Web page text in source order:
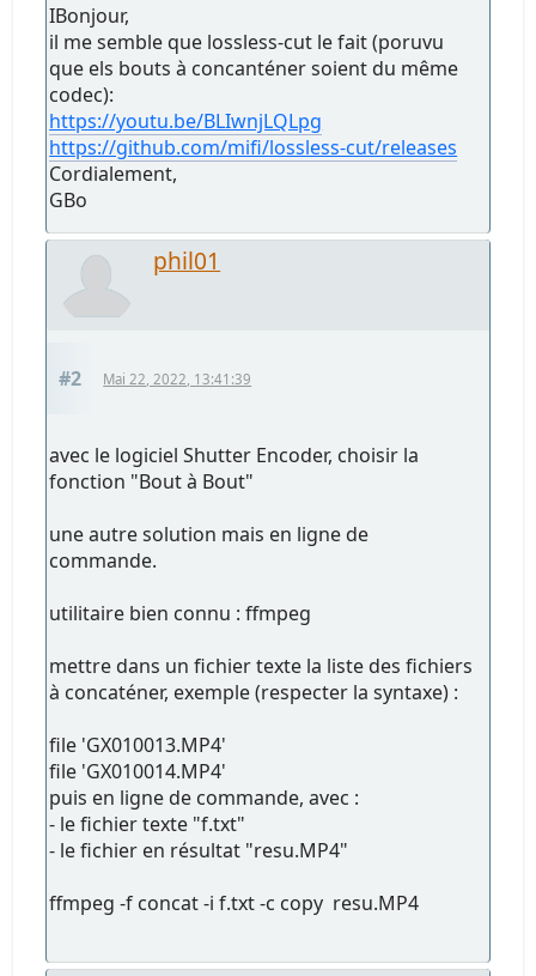
IBonjour,
il me semble que lossless-cut le fait (poruvu
que els bouts à concanténer soient du même
codec):
https://youtu.be/BLIwnjLQLpg
https://github.com/mifi/lossless-cut/releases
Cordialement,
GBo
phil01
#2 Mai 22, 2022, 13:41:39
avec le logiciel Shutter Encoder, choisir la
fonction "Bout à Bout"
une autre solution mais en ligne de
commande.
utilitaire bien connu : ffmpeg
mettre dans un fichier texte la liste des fichiers
à concaténer, exemple (respecter la syntaxe) :
file 'GX010013.MP4'
file 'GX010014.MP4'
puis en ligne de commande, avec :
- le fichier texte "f.txt"
- le fichier en résultat "resu.MP4"
ffmpeg -f concat -i f.txt -c copy resu.MP4